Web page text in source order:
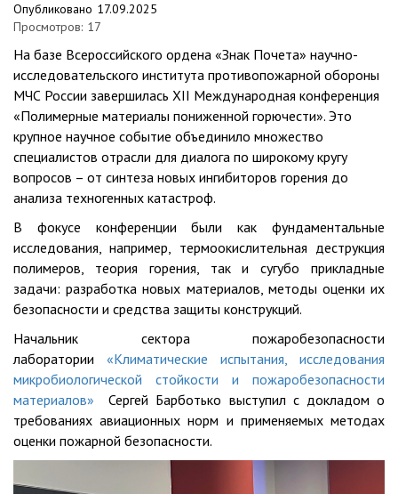
Опубликовано 17.09.2025
Просмотров: 17
На базе Всероссийского ордена «Знак Почета» научно-
исследовательского института противопожарной обороны
МЧС России завершилась XII Международная конференция
«Полимерные материалы пониженной горючести». Это
крупное научное событие объединило множество
специалистов отрасли для диалога по широкому кругу
вопросов – от синтеза новых ингибиторов горения до
анализа техногенных катастроф.
В фокусе конференции были как фундаментальные
исследования, например, термоокислительная деструкция
полимеров, теория горения, так и сугубо прикладные
задачи: разработка новых материалов, методы оценки их
безопасности и средства защиты конструкций.
Начальник сектора пожаробезопасности
лаборатории «Климатические испытания, исследования
микробиологической стойкости и пожаробезопасности
материалов»Сергей Барботько выступил с докладом о
требованиях авиационных норм и применяемых методах
оценки пожарной безопасности.